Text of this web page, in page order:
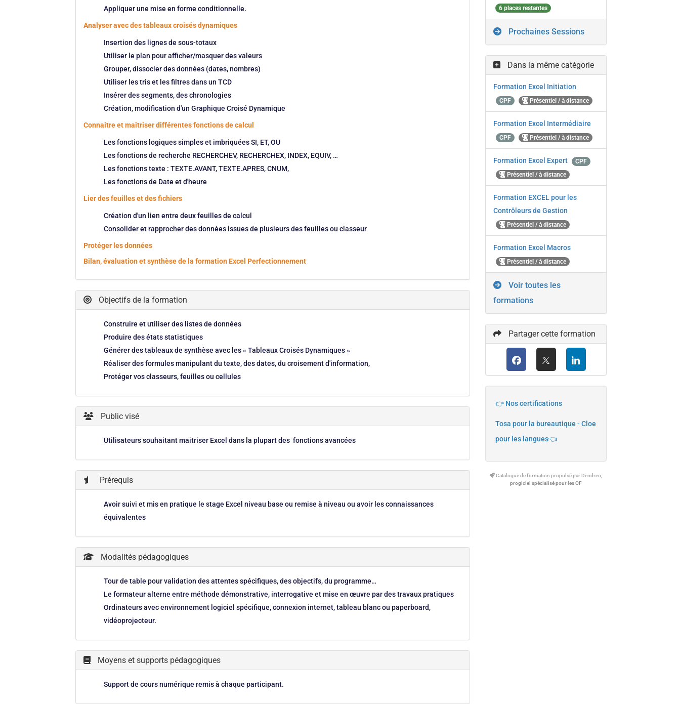
Appliquer une mise en forme conditionnelle.
Analyser avec des tableaux croisés dynamiques
Insertion des lignes de sous-totaux
Utiliser le plan pour afficher/masquer des valeurs
Grouper, dissocier des données (dates, nombres)
Utiliser les tris et les filtres dans un TCD
Insérer des segments, des chronologies
Création, modification d'un Graphique Croisé Dynamique
Connaitre et maitriser différentes fonctions de calcul
Les fonctions logiques simples et imbriquées SI, ET, OU
Les fonctions de recherche RECHERCHEV, RECHERCHEX, INDEX, EQUIV, …
Les fonctions texte : TEXTE.AVANT, TEXTE.APRES, CNUM,
Les fonctions de Date et d'heure
Lier des feuilles et des fichiers
Création d'un lien entre deux feuilles de calcul
Consolider et rapprocher des données issues de plusieurs des feuilles ou classeur
Protéger les données
Bilan, évaluation et synthèse de la formation Excel Perfectionnement
Objectifs de la formation
Construire et utiliser des listes de données
Produire des états statistiques
Générer des tableaux de synthèse avec les « Tableaux Croisés Dynamiques »
Réaliser des formules manipulant du texte, des dates, du croisement d'information,
Protéger vos classeurs, feuilles ou cellules
Public visé
Utilisateurs souhaitant maitriser Excel dans la plupart des fonctions avancées
Prérequis
Avoir suivi et mis en pratique le stage Excel niveau base ou remise à niveau ou avoir les connaissances
équivalentes
Modalités pédagogiques
Tour de table pour validation des attentes spécifiques, des objectifs, du programme…
Le formateur alterne entre méthode démonstrative, interrogative et mise en œuvre par des travaux pratiques
Ordinateurs avec environnement logiciel spécifique, connexion internet, tableau blanc ou paperboard,
vidéoprojecteur.
Moyens et supports pédagogiques
Support de cours numérique remis à chaque participant.
6 places restantes
Prochaines Sessions
Dans la même catégorie
Formation Excel Initiation
CPF Présentiel / à distance
Formation Excel Intermédiaire
CPF Présentiel / à distance
Formation Excel Expert
CPF
Présentiel / à distance
Formation EXCEL pour les
Contrôleurs de Gestion
Présentiel / à distance
Formation Excel Macros
Présentiel / à distance
Voir toutes les
formations
Partager cette formation
👉 Nos certifications
Tosa pour la bureautique - Cloe
pour les langues👈
Catalogue de formation propulsé par Dendreo,
progiciel spécialisé pour les OF